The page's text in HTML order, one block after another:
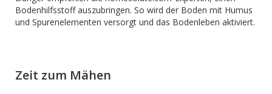
Bodenhilfsstoff auszubringen. So wird der Boden mit Humus
und Spurenelementen versorgt und das Bodenleben aktiviert.
Zeit zum Mähen